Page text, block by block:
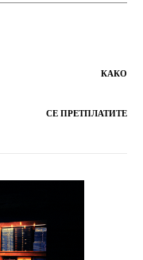
КАКО
СЕ ПРЕТПЛАТИТЕ